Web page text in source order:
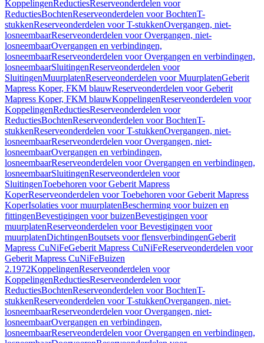
KoppelingenReductiesReserveonderdelen voor
ReductiesBochtenReserveonderdelen voor BochtenT-
stukkenReserveonderdelen voor T-stukkenOvergangen, niet-
losneembaarReserveonderdelen voor Overgangen, niet-
losneembaarOvergangen en verbindingen,
losneembaarReserveonderdelen voor Overgangen en verbindingen,
losneembaarSluitingenReserveonderdelen voor
SluitingenMuurplatenReserveonderdelen voor MuurplatenGeberit
Mapress Koper, FKM blauwReserveonderdelen voor Geberit
Mapress Koper, FKM blauwKoppelingenReserveonderdelen voor
KoppelingenReductiesReserveonderdelen voor
ReductiesBochtenReserveonderdelen voor BochtenT-
stukkenReserveonderdelen voor T-stukkenOvergangen, niet-
losneembaarReserveonderdelen voor Overgangen, niet-
losneembaarOvergangen en verbindingen,
losneembaarReserveonderdelen voor Overgangen en verbindingen,
losneembaarSluitingenReserveonderdelen voor
SluitingenToebehoren voor Geberit Mapress
KoperReserveonderdelen voor Toebehoren voor Geberit Mapress
KoperIsolaties voor muurplatenBescherming voor buizen en
fittingenBevestigingen voor buizenBevestigingen voor
muurplatenReserveonderdelen voor Bevestigingen voor
muurplatenDichtingenBoutsets voor flensverbindingenGeberit
Mapress CuNiFeGeberit Mapress CuNiFeReserveonderdelen voor
Geberit Mapress CuNiFeBuizen
2.1972KoppelingenReserveonderdelen voor
KoppelingenReductiesReserveonderdelen voor
ReductiesBochtenReserveonderdelen voor BochtenT-
stukkenReserveonderdelen voor T-stukkenOvergangen, niet-
losneembaarReserveonderdelen voor Overgangen, niet-
losneembaarOvergangen en verbindingen,
losneembaarReserveonderdelen voor Overgangen en verbindingen,